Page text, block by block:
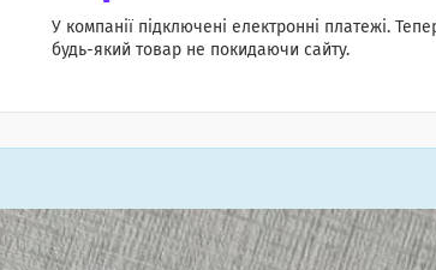
У компанії підключені електронні платежі.
будь-який товар не покидаючи сайту.